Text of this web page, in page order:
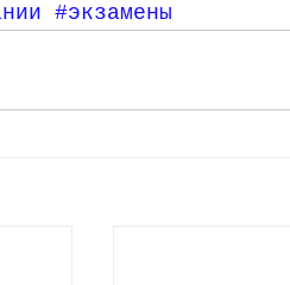
#экзамены